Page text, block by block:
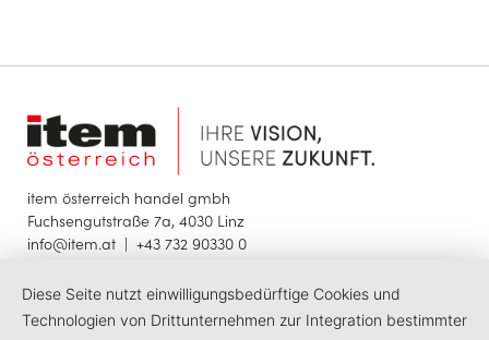
item österreich handel gmbh
Fuchsengutstraße 7a, 4030 Linz
info@item.at | +43 732 90330 0
© 2025 item österreich handel gmbh
Impressum
Datenschutzerklärung Barrierefreiheit
Diese Seite nutzt einwilligungsbedürftige Cookies und
Technologien von Drittunternehmen zur Integration bestimmter